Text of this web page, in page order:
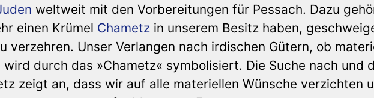
weltweit mit den Vorbereitungen für Pessach. Dazu
einen Krümel Chametz in unserem Besitz haben,
verzehren. Unser Verlangen nach irdischen Gütern, ob
durch das »Chametz« symbolisiert. Die Suche nach und
zeigt an, dass wir auf alle materiellen Wünsche verzichten